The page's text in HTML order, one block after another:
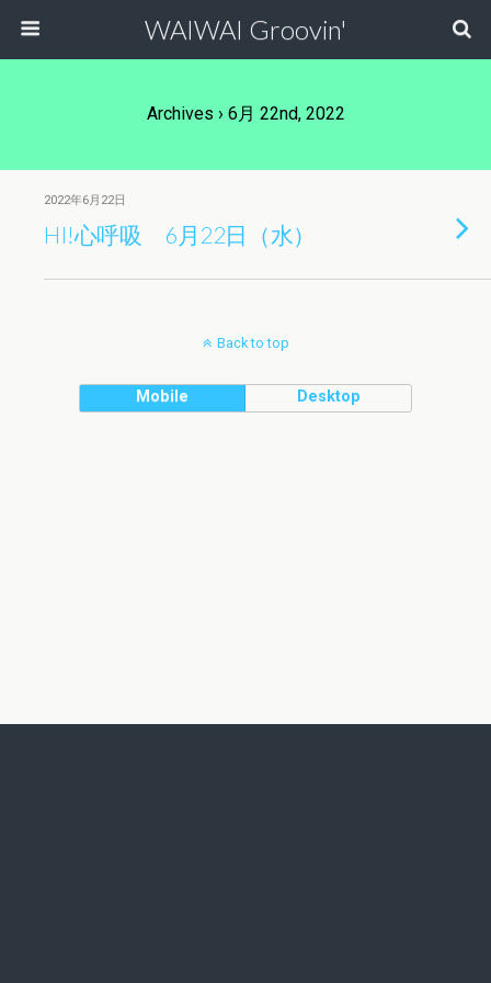
WAIWAI Groovin'
Archives › 6月 22nd, 2022
2022年6月22日
HI!心呼吸 6月22日（水）
Back to top
Mobile Desktop